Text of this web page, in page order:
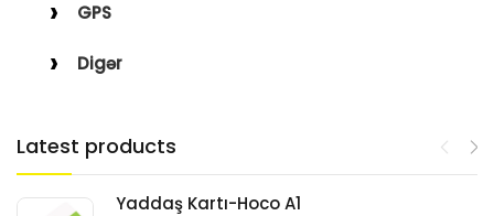
GPS
Digər
Latest products
Yaddaş Kartı-Hoco A1